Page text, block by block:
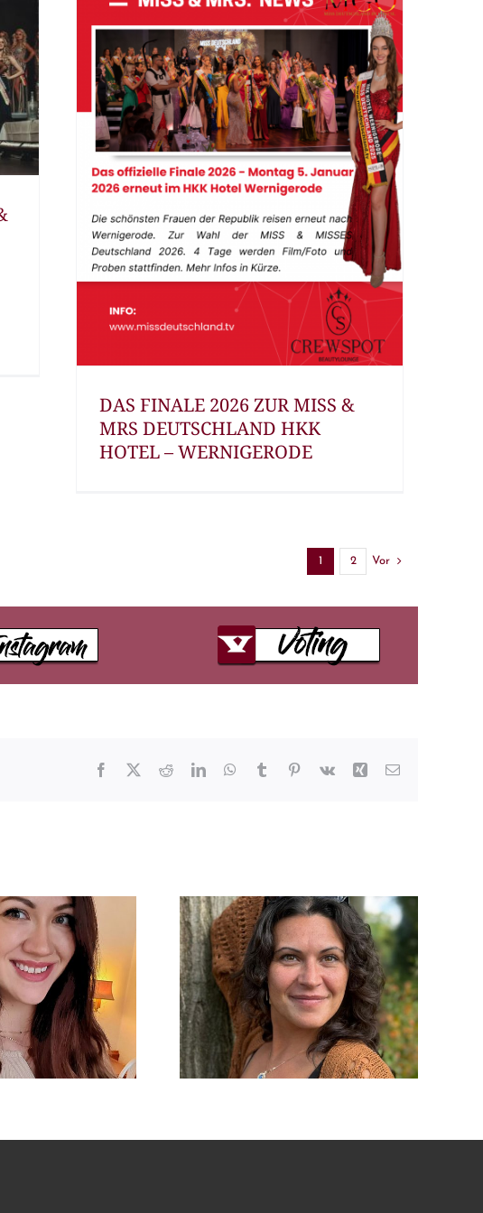
DAS FINALE 2026 ZUR MISS &
MRS DEUTSCHLAND HKK
HOTEL – WERNIGERODE
1 2 Vor
Facebook RedditLinkedInWhatsApp
Tumblr Pinterest
Vk Xing E-